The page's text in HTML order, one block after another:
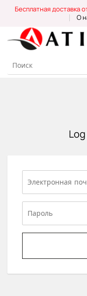
Content
Бесплатная доставка
О